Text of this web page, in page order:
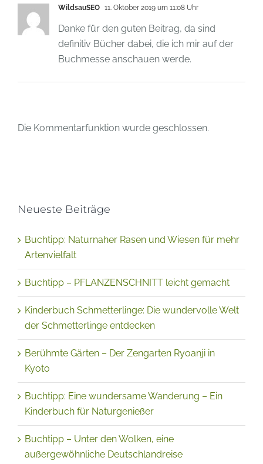
definitiv Bücher dabei, die ich mir auf der
Buchmesse anschauen werde.
Buchtipp – PFLANZENSCHNITT leicht gemacht
Kinderbuch Schmetterlinge: Die wundervolle Welt
der Schmetterlinge entdecken
Berühmte Gärten – Der Zengarten Ryoanji in
Kyoto
Buchtipp: Eine wundersame Wanderung – Ein
Kinderbuch für Naturgenießer
Buchtipp – Unter den Wolken, eine
außergewöhnliche Deutschlandreise
Buchtipp – Mit REGROW aus Pflanzenresten
Gemüse und mehr nachwachsen lassen